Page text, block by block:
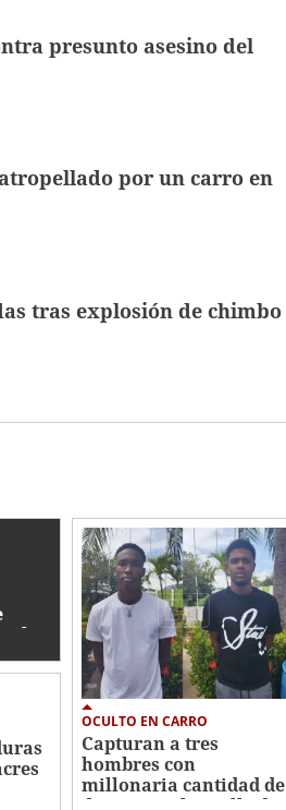
presunto asesino del
por un carro en
tras explosión de chimbo
OCULTO EN CARRO
Capturan a tres
hombres con
millonaria cantidad de